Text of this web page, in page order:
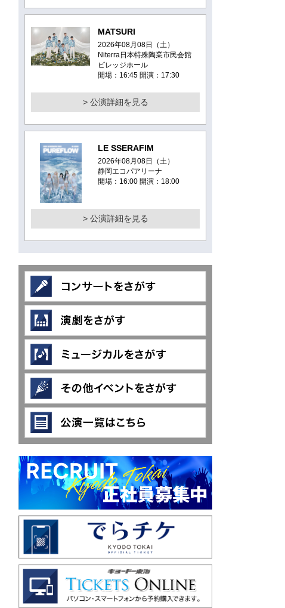
MATSURI
2026年08月08日（土）
Niterra日本特殊陶業市民会館
ビレッジホール
開場：16:45 開演：17:30
> 公演詳細を見る
LE SSERAFIM
2026年08月08日（土）
静岡エコパアリーナ
開場：16:00 開演：18:00
> 公演詳細を見る